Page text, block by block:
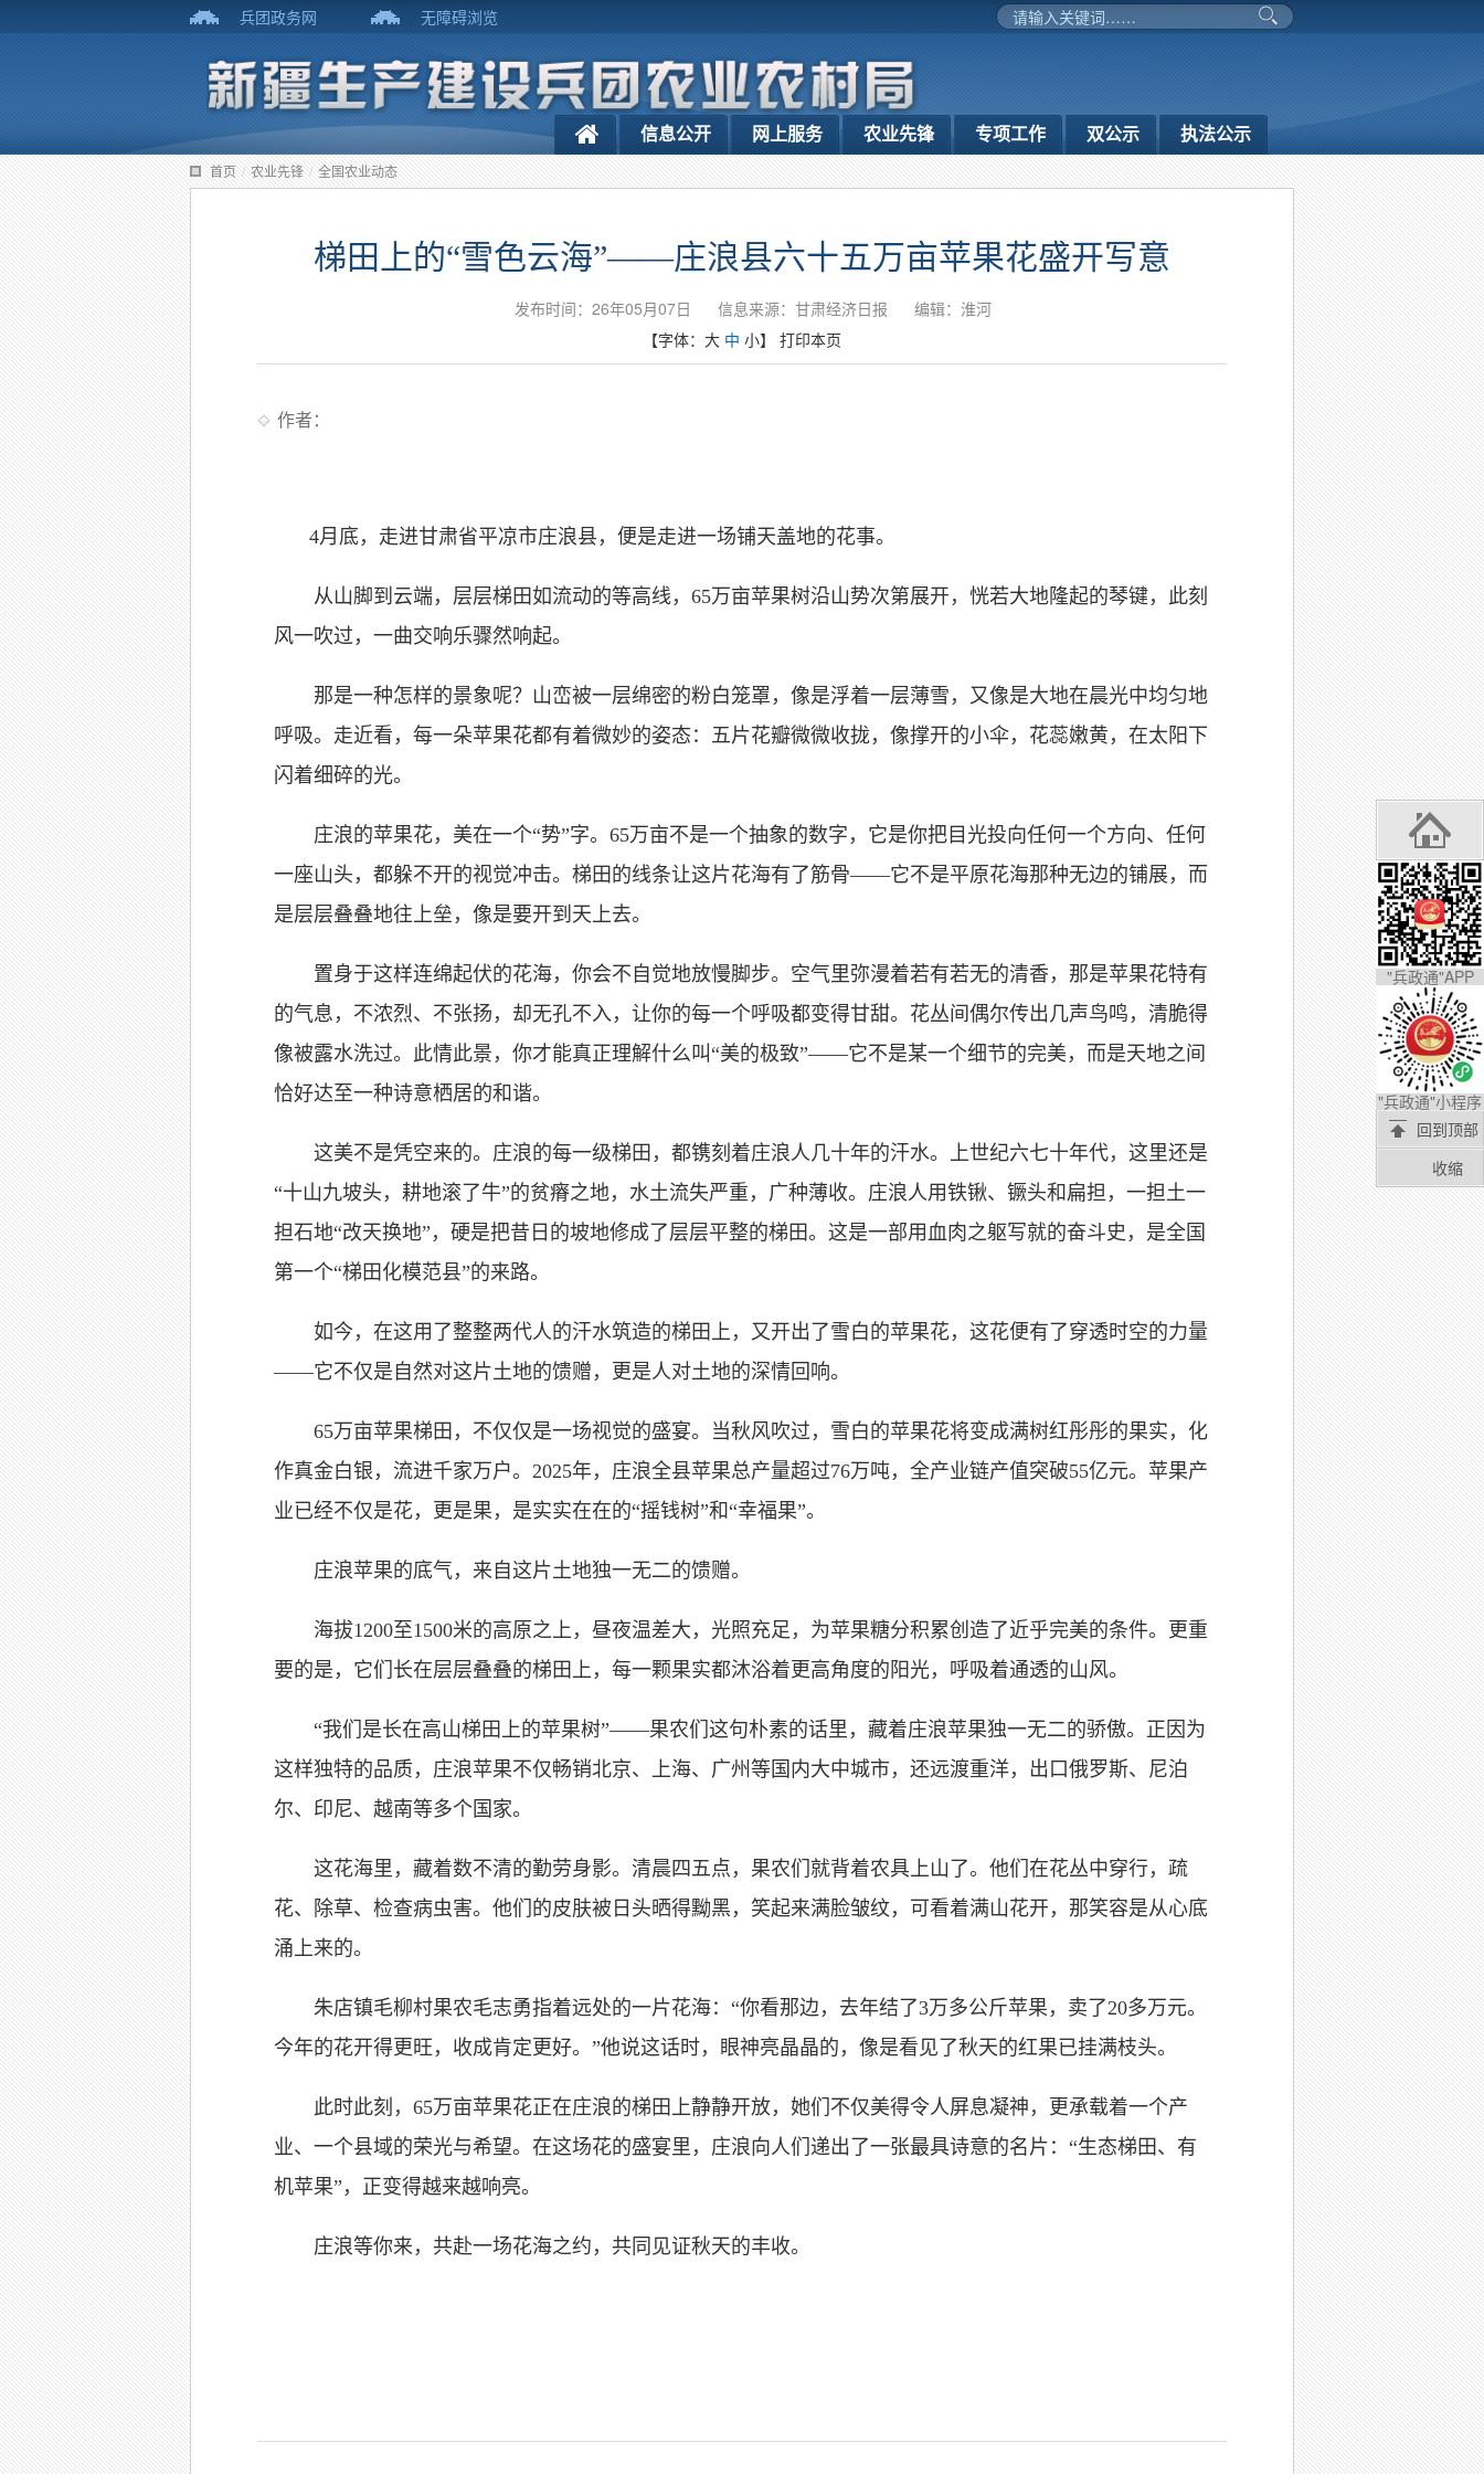
兵团政务网 无障碍浏览
信息公开 网上服务 农业先锋 专项工作 双公示 执法公示
首页 / 农业先锋 / 全国农业动态
梯田上的“雪色云海”——庄浪县六十五万亩苹果花盛开写意
发布时间：26年05月07日 信息来源：甘肃经济日报
编辑：淮河
【字体： 大 中 小】 打印本页
作者：
4月底，走进甘肃省平凉市庄浪县，便是走进一场铺天盖地的花事。
从山脚到云端，层层梯田如流动的等高线，65万亩苹果树沿山势次第展开，恍若大地隆起的琴键，此刻
风一吹过，一曲交响乐骤然响起。
那是一种怎样的景象呢？山峦被一层绵密的粉白笼罩，像是浮着一层薄雪，又像是大地在晨光中均匀地
呼吸。走近看，每一朵苹果花都有着微妙的姿态：五片花瓣微微收拢，像撑开的小伞，花蕊嫩黄，在太阳下
闪着细碎的光。
庄浪的苹果花，美在一个“势”字。65万亩不是一个抽象的数字，它是你把目光投向任何一个方向、任何
一座山头，都躲不开的视觉冲击。梯田的线条让这片花海有了筋骨——它不是平原花海那种无边的铺展，而
是层层叠叠地往上垒，像是要开到天上去。
置身于这样连绵起伏的花海，你会不自觉地放慢脚步。空气里弥漫着若有若无的清香，那是苹果花特有
的气息，不浓烈、不张扬，却无孔不入，让你的每一个呼吸都变得甘甜。花丛间偶尔传出几声鸟鸣，清脆得
像被露水洗过。此情此景，你才能真正理解什么叫“美的极致”——它不是某一个细节的完美，而是天地之间
恰好达至一种诗意栖居的和谐。
这美不是凭空来的。庄浪的每一级梯田，都镌刻着庄浪人几十年的汗水。上世纪六七十年代，这里还是
“十山九坡头，耕地滚了牛”的贫瘠之地，水土流失严重，广种薄收。庄浪人用铁锹、镢头和扁担，一担土一
担石地“改天换地”，硬是把昔日的坡地修成了层层平整的梯田。这是一部用血肉之躯写就的奋斗史，是全国
第一个“梯田化模范县”的来路。
如今，在这用了整整两代人的汗水筑造的梯田上，又开出了雪白的苹果花，这花便有了穿透时空的力量
——它不仅是自然对这片土地的馈赠，更是人对土地的深情回响。
65万亩苹果梯田，不仅仅是一场视觉的盛宴。当秋风吹过，雪白的苹果花将变成满树红彤彤的果实，化
作真金白银，流进千家万户。2025年，庄浪全县苹果总产量超过76万吨，全产业链产值突破55亿元。苹果产
业已经不仅是花，更是果，是实实在在的“摇钱树”和“幸福果”。
庄浪苹果的底气，来自这片土地独一无二的馈赠。
海拔1200至1500米的高原之上，昼夜温差大，光照充足，为苹果糖分积累创造了近乎完美的条件。更重
要的是，它们长在层层叠叠的梯田上，每一颗果实都沐浴着更高角度的阳光，呼吸着通透的山风。
“我们是长在高山梯田上的苹果树”——果农们这句朴素的话里，藏着庄浪苹果独一无二的骄傲。正因为
这样独特的品质，庄浪苹果不仅畅销北京、上海、广州等国内大中城市，还远渡重洋，出口俄罗斯、尼泊
尔、印尼、越南等多个国家。
这花海里，藏着数不清的勤劳身影。清晨四五点，果农们就背着农具上山了。他们在花丛中穿行，疏
花、除草、检查病虫害。他们的皮肤被日头晒得黝黑，笑起来满脸皱纹，可看着满山花开，那笑容是从心底
涌上来的。
朱店镇毛柳村果农毛志勇指着远处的一片花海：“你看那边，去年结了3万多公斤苹果，卖了20多万元。
今年的花开得更旺，收成肯定更好。”他说这话时，眼神亮晶晶的，像是看见了秋天的红果已挂满枝头。
此时此刻，65万亩苹果花正在庄浪的梯田上静静开放，她们不仅美得令人屏息凝神，更承载着一个产
业、一个县域的荣光与希望。在这场花的盛宴里，庄浪向人们递出了一张最具诗意的名片：“生态梯田、有
机苹果”，正变得越来越响亮。
庄浪等你来，共赴一场花海之约，共同见证秋天的丰收。
"兵政通"APP
"兵政通"小程序
回到顶部
收缩